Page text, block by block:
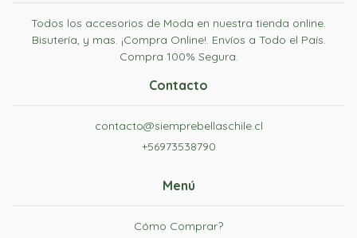
Todos los accesorios de Moda en nuestra tienda online.
Bisutería, y mas. ¡Compra Online!. Envíos a Todo el País.
Compra 100% Segura.
Contacto
contacto@siemprebellaschile.cl
+56973538790
Menú
Cómo Comprar?